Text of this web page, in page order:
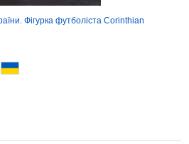
Фігурка футболіста Corinthian